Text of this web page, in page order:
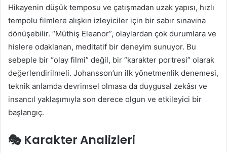
Hikayenin düşük temposu ve çatışmadan uzak yapısı, hızlı
tempolu filmlere alışkın izleyiciler için bir sabır sınavına
dönüşebilir. “Müthiş Eleanor”, olaylardan çok durumlara ve
hislere odaklanan, meditatif bir deneyim sunuyor. Bu
sebeple bir “olay filmi” değil, bir “karakter portresi” olarak
değerlendirilmeli. Johansson’un ilk yönetmenlik denemesi,
teknik anlamda devrimsel olmasa da duygusal zekâsı ve
insancıl yaklaşımıyla son derece olgun ve etkileyici bir
başlangıç.
🎭 Karakter Analizleri